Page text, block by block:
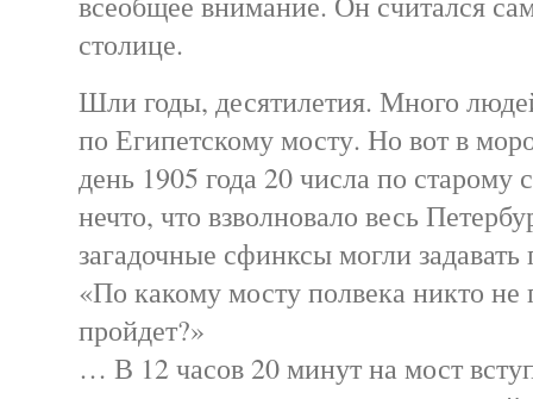
столице.
Шли годы, десятилетия. Много
по Египетскому мосту. Но вот в
день 1905 года 20 числа по старому
нечто, что взволновало весь
загадочные сфинксы могли
«По какому мосту полвека никто не
пройдет?»
… В 12 часов 20 минут на мост